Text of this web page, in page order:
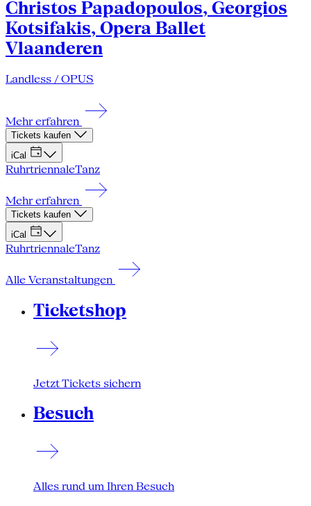
Christos Papadopoulos, Georgios
Kotsifakis, Opera Ballet
Vlaanderen
Landless / OPUS
Mehr erfahren
Tickets kaufen
iCal
RuhrtriennaleTanz
Mehr erfahren
Tickets kaufen
iCal
RuhrtriennaleTanz
Alle Veranstaltungen
Ticketshop
Jetzt Tickets sichern
Besuch
Alles rund um Ihren Besuch